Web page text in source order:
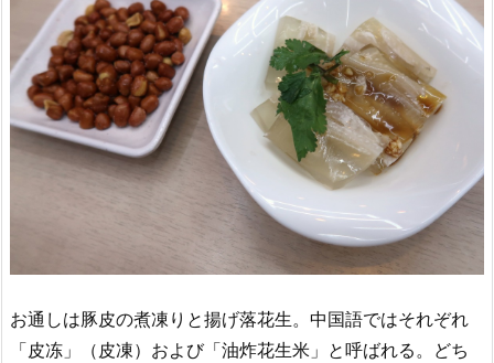
お通しは豚皮の煮凍りと揚げ落花生。中国語ではそれぞれ
「皮冻」（皮凍）および「油炸花生米」と呼ばれる。どち